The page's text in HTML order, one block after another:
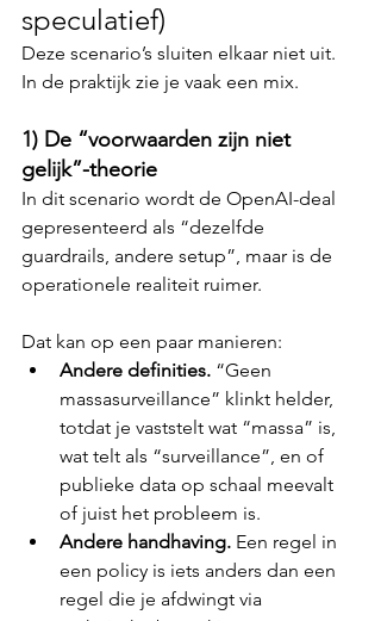
speculatief)
Deze scenario’s sluiten elkaar niet uit.
In de praktijk zie je vaak een mix.
1) De “voorwaarden zijn niet
gelijk”-theorie
In dit scenario wordt de OpenAI-deal
gepresenteerd als “dezelfde
guardrails, andere setup”, maar is de
operationele realiteit ruimer.
Dat kan op een paar manieren:
Andere definities. “Geen
massasurveillance” klinkt helder,
totdat je vaststelt wat “massa” is,
wat telt als “surveillance”, en of
publieke data op schaal meevalt
of juist het probleem is.
Andere handhaving. Een regel in
een policy is iets anders dan een
regel die je afdwingt via